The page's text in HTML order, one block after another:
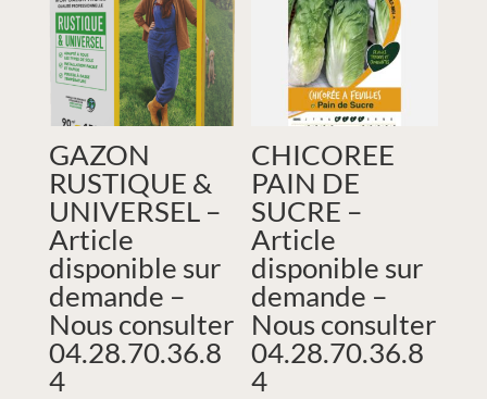
GAZON
RUSTIQUE &
UNIVERSEL –
Article
disponible sur
demande –
Nous consulter
04.28.70.36.8
4
CHICOREE
PAIN DE
SUCRE –
Article
disponible sur
demande –
Nous consulter
04.28.70.36.8
4